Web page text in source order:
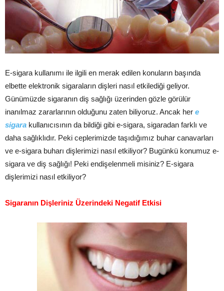
E-sigara kullanımı ile ilgili en merak edilen konuların başında
elbette elektronik sigaraların dişleri nasıl etkilediği geliyor.
Günümüzde sigaranın diş sağlığı üzerinden gözle görülür
inanılmaz zararlarının olduğunu zaten biliyoruz. Ancak her e
sigara kullanıcısının da bildiği gibi e-sigara, sigaradan farklı ve
daha sağlıklıdır. Peki ceplerimizde taşıdığımız buhar canavarları
ve e-sigara buharı dişlerimizi nasıl etkiliyor? Bugünkü konumuz e-
sigara ve diş sağlığı! Peki endişelenmeli misiniz? E-sigara
dişlerimizi nasıl etkiliyor?
Sigaranın Dişleriniz Üzerindeki Negatif Etkisi